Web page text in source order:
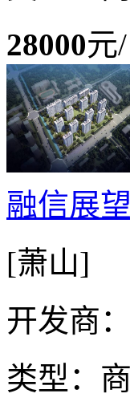
28000元
融信展望
[萧山]
开发商
类型：